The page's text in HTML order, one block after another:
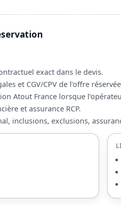
exact dans le devis.
et CGV/CPV de l’offre
Atout France lorsque
et assurance RCP.
inclusions, exclusions,